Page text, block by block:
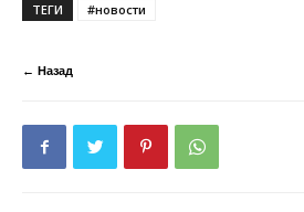
ТЕГИ #новости